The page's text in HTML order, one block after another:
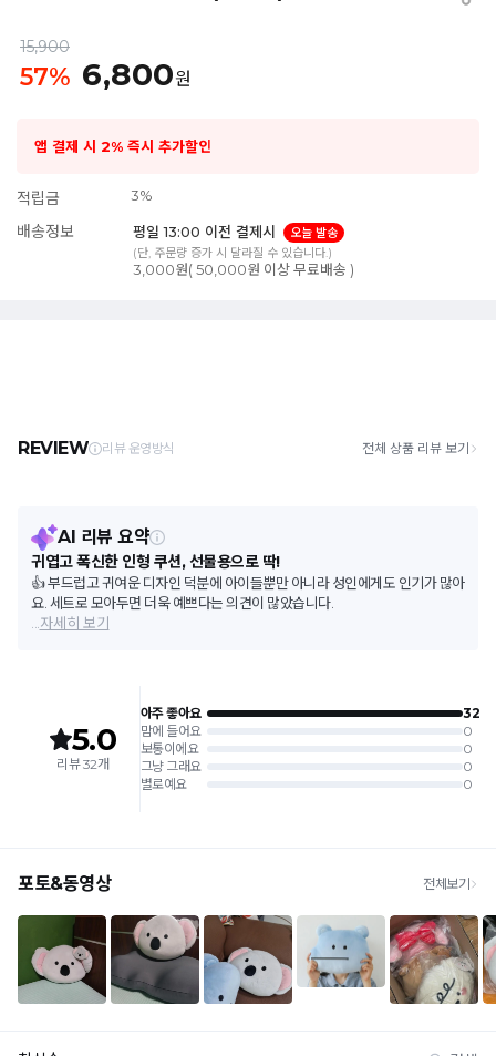
15,900
57% 6,800원
앱 결제 시 2% 즉시 추가할인
적립금 3%
배송정보 평일 13:00 이전 결제시
오늘 발송
(단, 주문량 증가 시 달라질 수 있습니다.)
3,000원( 50,000원 이상 무료배송 )